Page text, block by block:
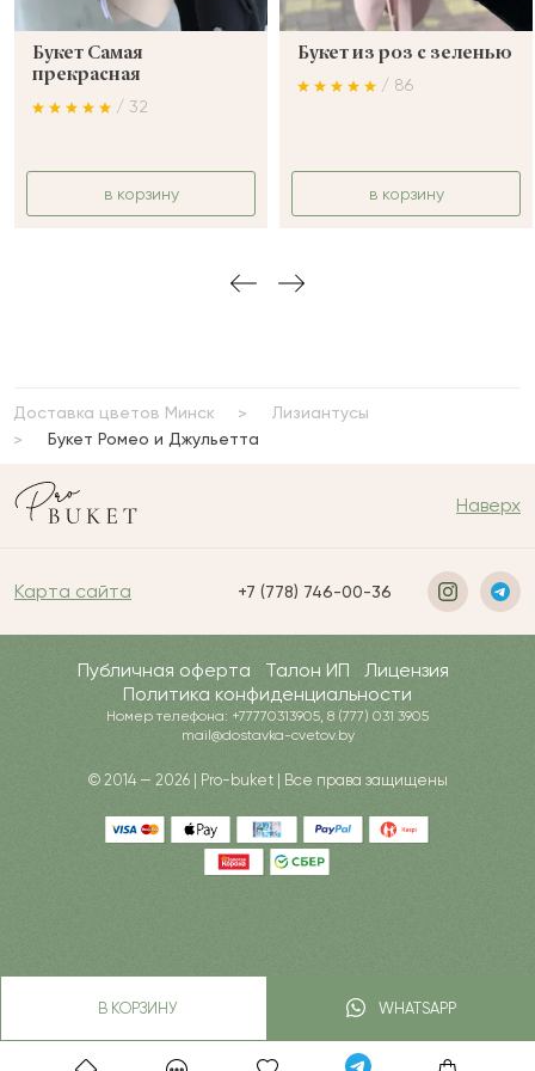
В КОРЗИНУ WHATSAPP
Букет Самая
прекрасная
/ 32
в корзину
Букет из роз с зеленью
/ 86
в корзину
Доставка цветов Минск
Лизиантусы
Букет Ромео и Джульетта
Наверх
Карта сайта +7 (778) 746-00-36
Публичная оферта Талон ИП
Лицензия
Политика конфиденциальности
Номер телефона: +77770313905, 8 (777) 031 3905
mail@dostavka-cvetov.by
© 2014 — 2026 | Pro-buket | Все права защищены